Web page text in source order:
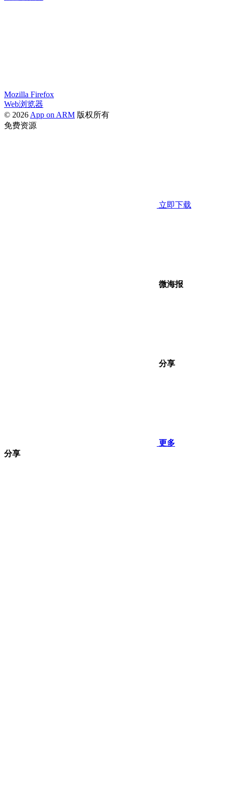
Mozilla Firefox
Web浏览器
© 2026 App on ARM 版权所有
免费资源
立即下载
微海报
分享
更多
分享